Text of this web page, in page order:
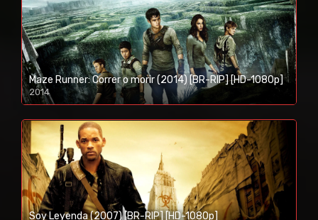
Maze Runner: Correr o morir (2014) [BR-RIP] [HD-1080p]
2014
1080p/720p
Soy Leyenda (2007) [BR-RIP] [HD-1080p]